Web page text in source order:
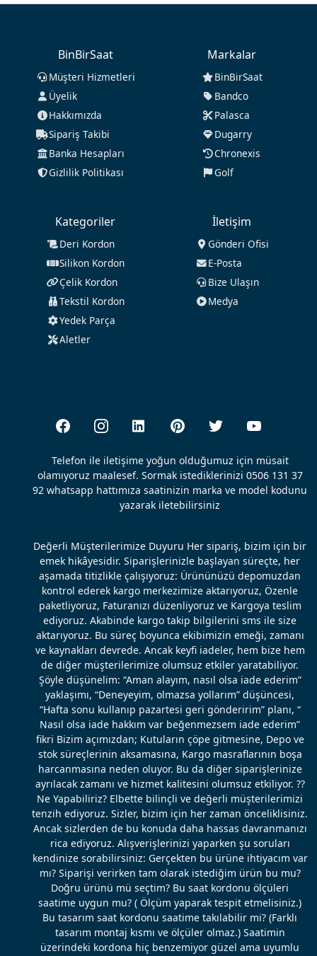
BinBirSaat
Müşteri Hizmetleri
Üyelik
Hakkımızda
Sipariş Takibi
Banka Hesapları
Gizlilik Politikası
Markalar
BinBirSaat
Bandco
Palasca
Dugarry
Chronexis
Golf
Kategoriler
Deri Kordon
Silikon Kordon
Çelik Kordon
Tekstil Kordon
Yedek Parça
Aletler
İletişim
Gönderi Ofisi
E-Posta
Bize Ulaşın
Medya
Telefon ile iletişime yoğun olduğumuz için müsait
olamıyoruz maalesef. Sormak istediklerinizi 0506 131 37
92 whatsapp hattımıza saatinizin marka ve model kodunu
yazarak iletebilirsiniz
Değerli Müşterilerimize Duyuru Her sipariş, bizim için bir
emek hikâyesidir. Siparişlerinizle başlayan süreçte, her
aşamada titizlikle çalışıyoruz: Ürününüzü depomuzdan
kontrol ederek kargo merkezimize aktarıyoruz, Özenle
paketliyoruz, Faturanızı düzenliyoruz ve Kargoya teslim
ediyoruz. Akabinde kargo takip bilgilerini sms ile size
aktarıyoruz. Bu süreç boyunca ekibimizin emeği, zamanı
ve kaynakları devrede. Ancak keyfi iadeler, hem bize hem
de diğer müşterilerimize olumsuz etkiler yaratabiliyor.
Şöyle düşünelim: “Aman alayım, nasıl olsa iade ederim”
yaklaşımı, “Deneyeyim, olmazsa yollarım” düşüncesi,
“Hafta sonu kullanıp pazartesi geri gönderirim” planı, “
Nasıl olsa iade hakkım var beğenmezsem iade ederim”
fikri Bizim açımızdan; Kutuların çöpe gitmesine, Depo ve
stok süreçlerinin aksamasına, Kargo masraflarının boşa
harcanmasına neden oluyor. Bu da diğer siparişlerinize
ayrılacak zamanı ve hizmet kalitesini olumsuz etkiliyor. ??
Ne Yapabiliriz? Elbette bilinçli ve değerli müşterilerimizi
tenzih ediyoruz. Sizler, bizim için her zaman önceliklisiniz.
Ancak sizlerden de bu konuda daha hassas davranmanızı
rica ediyoruz. Alışverişlerinizi yaparken şu soruları
kendinize sorabilirsiniz: Gerçekten bu ürüne ihtiyacım var
mı? Siparişi verirken tam olarak istediğim ürün bu mu?
Doğru ürünü mü seçtim? Bu saat kordonu ölçüleri
saatime uygun mu? ( Ölçüm yaparak tespit etmelisiniz.)
Bu tasarım saat kordonu saatime takılabilir mi? (Farklı
tasarım montaj kısmı ve ölçüler olmaz.) Saatimin
üzerindeki kordona hiç benzemiyor güzel ama uyumlu